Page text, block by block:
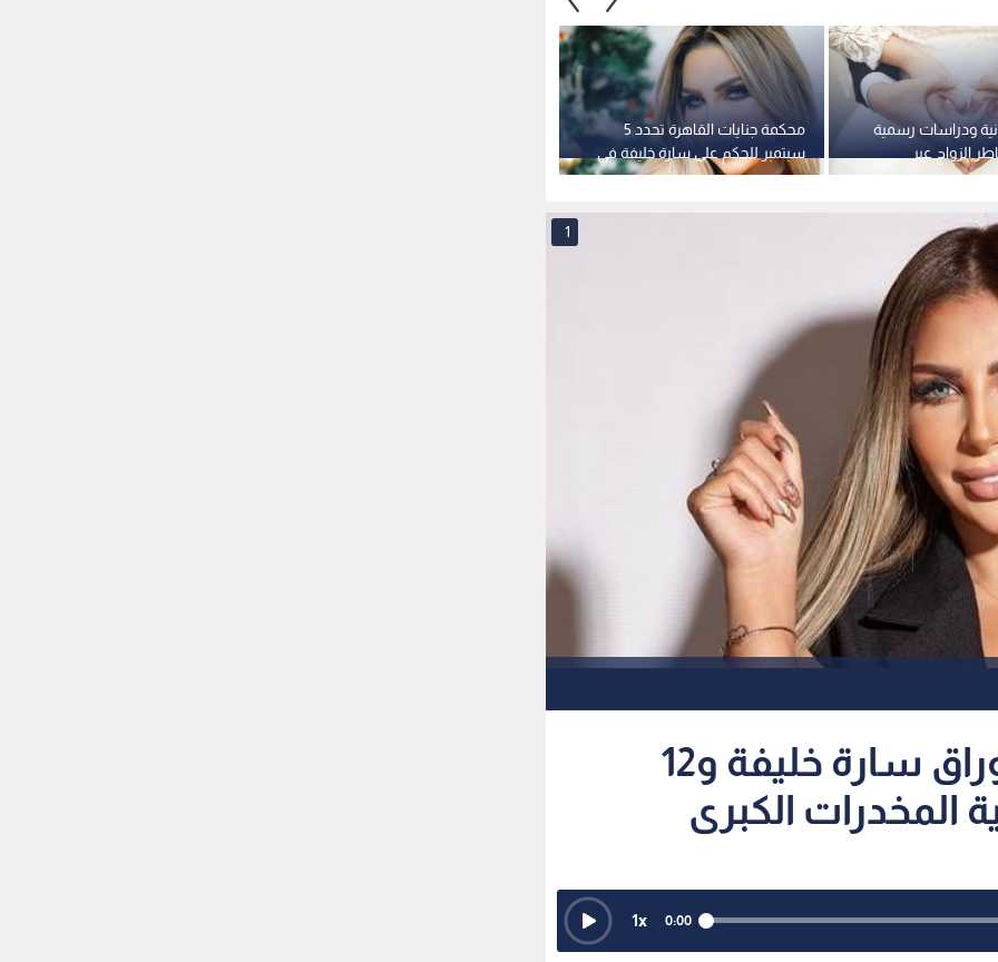
محكمة جنايات القاهرة تحدد 5
سبتمبر للحكم على سارة خليفة في
قضايا المخدرات وهتك العرض
ودراسات رسمية
الزواج عبر
بمصر
1
جنايات القاهرة تحيل أوراق سارة خليفة و12
المخدرات الكبرى
0:00
1x